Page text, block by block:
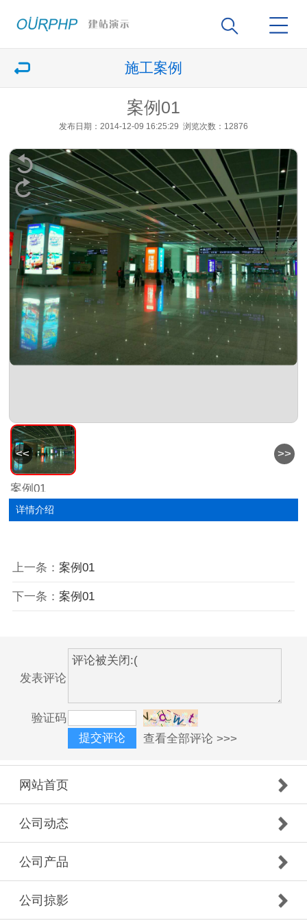
施工案例
案例01
发布日期 ：2014-12-09 16:25:29 浏览次数 ：12876
<< >>
案例01
详情介绍
上一条： 案例01
下一条： 案例01
发表评论
验证码
查看全部评论 >>>
网站首页
公司动态
公司产品
公司掠影